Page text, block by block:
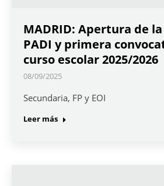
MADRID: Apertura de
PADI y primera
curso escolar 2025/2026
08/09/2025
Secundaria, FP y EOI
Leer más